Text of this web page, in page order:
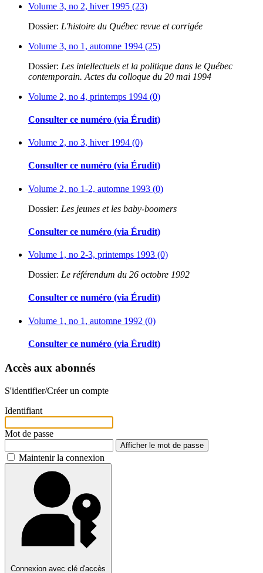
Volume 3, no 2, hiver 1995 (23)
Dossier: L'histoire du Québec revue et corrigée
Volume 3, no 1, automne 1994 (25)
Dossier: Les intellectuels et la politique dans le Québec
contemporain. Actes du colloque du 20 mai 1994
Volume 2, no 4, printemps 1994 (0)
Consulter ce numéro (via Érudit)
Volume 2, no 3, hiver 1994 (0)
Consulter ce numéro (via Érudit)
Volume 2, no 1-2, automne 1993 (0)
Dossier: Les jeunes et les baby-boomers
Consulter ce numéro (via Érudit)
Volume 1, no 2-3, printemps 1993 (0)
Dossier: Le référendum du 26 octobre 1992
Consulter ce numéro (via Érudit)
Volume 1, no 1, automne 1992 (0)
Consulter ce numéro (via Érudit)
Accès aux abonnés
S'identifier/Créer un compte
Identifiant
Mot de passe
Afficher le mot de passe
Maintenir la connexion
Connexion avec clé d'accès